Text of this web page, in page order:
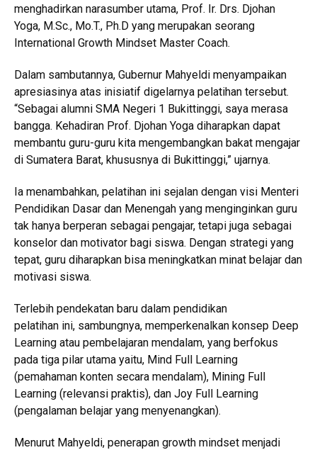
menghadirkan narasumber utama, Prof. Ir. Drs. Djohan
Yoga, M.Sc., Mo.T., Ph.D yang merupakan seorang
International Growth Mindset Master Coach.
Dalam sambutannya, Gubernur Mahyeldi menyampaikan
apresiasinya atas inisiatif digelarnya pelatihan tersebut.
“Sebagai alumni SMA Negeri 1 Bukittinggi, saya merasa
bangga. Kehadiran Prof. Djohan Yoga diharapkan dapat
membantu guru-guru kita mengembangkan bakat mengajar
di Sumatera Barat, khususnya di Bukittinggi,” ujarnya.
Ia menambahkan, pelatihan ini sejalan dengan visi Menteri
Pendidikan Dasar dan Menengah yang menginginkan guru
tak hanya berperan sebagai pengajar, tetapi juga sebagai
konselor dan motivator bagi siswa. Dengan strategi yang
tepat, guru diharapkan bisa meningkatkan minat belajar dan
motivasi siswa.
Terlebih pendekatan baru dalam pendidikan
pelatihan ini, sambungnya, memperkenalkan konsep Deep
Learning atau pembelajaran mendalam, yang berfokus
pada tiga pilar utama yaitu, Mind Full Learning
(pemahaman konten secara mendalam), Mining Full
Learning (relevansi praktis), dan Joy Full Learning
(pengalaman belajar yang menyenangkan).
Menurut Mahyeldi, penerapan growth mindset menjadi